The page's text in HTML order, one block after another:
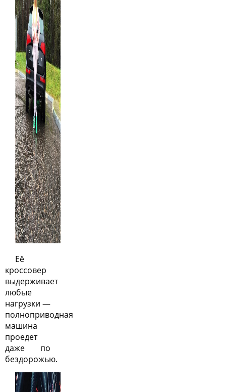
Её
кроссовер
выдерживает
любые
нагрузки —
полноприводная
машина
проедет
даже по
бездорожью.